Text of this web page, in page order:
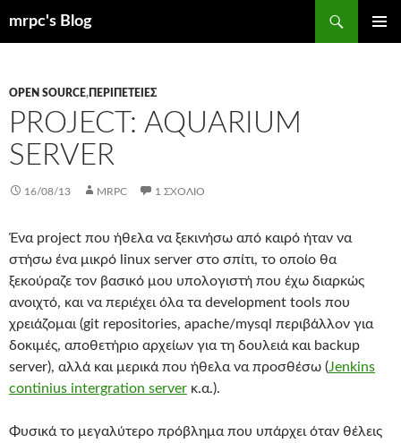
mrpc's Blog
OPEN SOURCE, ΠΕΡΙΠΈΤΕΙΕΣ
PROJECT: AQUARIUM
SERVER
16/08/13 MRPC 1 ΣΧΌΛΙΟ
Ένα project που ήθελα να ξεκινήσω από καιρό ήταν να
στήσω ένα μικρό linux server στο σπίτι, το οποίο θα
ξεκούραζε τον βασικό μου υπολογιστή που έχω διαρκώς
ανοιχτό, και να περιέχει όλα τα development tools που
χρειάζομαι (git repositories, apache/mysql περιβάλλον για
δοκιμές, αποθετήριο αρχείων για τη δουλειά και backup
server), αλλά και μερικά που ήθελα να προσθέσω (Jenkins
continius intergration server κ.α.).
Φυσικά το μεγαλύτερο πρόβλημα που υπάρχει όταν θέλεις